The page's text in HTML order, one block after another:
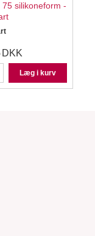
75 silikoneform -
DKK
Læg i kurv